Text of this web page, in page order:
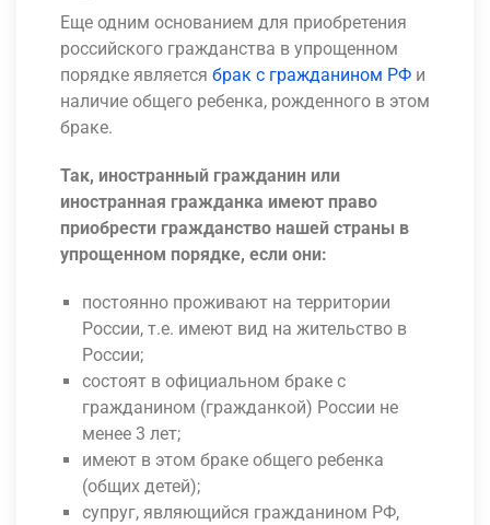
Еще одним основанием для приобретения
российского гражданства в упрощенном
порядке является брак с гражданином РФ и
наличие общего ребенка, рожденного в этом
браке.
Так, иностранный гражданин или
иностранная гражданка имеют право
приобрести гражданство нашей страны в
упрощенном порядке, если они:
постоянно проживают на территории
России, т.е. имеют вид на жительство в
России;
состоят в официальном браке с
гражданином (гражданкой) России не
менее 3 лет;
имеют в этом браке общего ребенка
(общих детей);
супруг, являющийся гражданином РФ,